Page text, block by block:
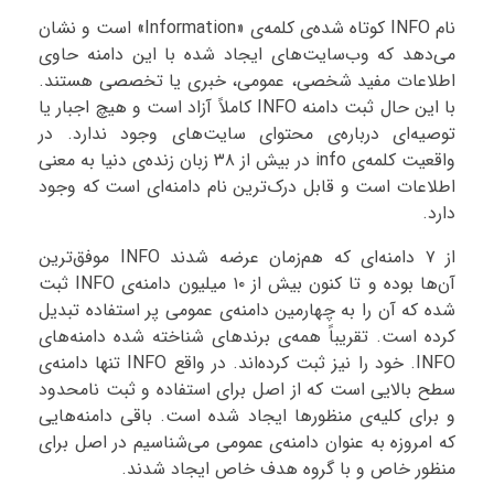
نام INFO کوتاه شده‌ی کلمه‌ی «Information» است و نشان
می‌دهد که وب‌سایت‌های ایجاد شده با این دامنه حاوی
اطلاعات مفید شخصی، عمومی، خبری یا تخصصی هستند.
با این حال ثبت دامنه INFO کاملاً آزاد است و هیچ اجبار یا
توصیه‌ای درباره‌ی محتوای سایت‌های وجود ندارد. در
واقعیت کلمه‌ی info در بیش از ۳۸ زبان زنده‌ی دنیا به معنی
اطلاعات است و قابل درک‌ترین نام دامنه‌ای است که وجود
دارد.
از ۷ دامنه‌ای که هم‌زمان عرضه شدند INFO موفق‌ترین
آن‌ها بوده و تا کنون بیش از ۱۰ میلیون دامنه‌ی INFO ثبت
شده که آن را به چهارمین دامنه‌ی عمومی پر استفاده تبدیل
کرده است. تقریباً همه‌ی برندهای شناخته شده دامنه‌های
INFO. خود را نیز ثبت کرده‌اند. در واقع INFO تنها دامنه‌ی
سطح بالایی است که از اصل برای استفاده و ثبت نامحدود
و برای کلیه‌ی منظورها ایجاد شده است. باقی دامنه‌هایی
که امروزه به عنوان دامنه‌ی عمومی می‌شناسیم در اصل برای
منظور خاص و با گروه هدف خاص ایجاد شدند.